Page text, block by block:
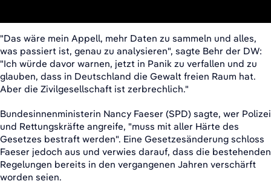
"Das wäre mein Appell, mehr Daten zu sammeln und alles,
was passiert ist, genau zu analysieren", sagte Behr der DW:
"Ich würde davor warnen, jetzt in Panik zu verfallen und zu
glauben, dass in Deutschland die Gewalt freien Raum hat.
Aber die Zivilgesellschaft ist zerbrechlich."
Bundesinnenministerin Nancy Faeser (SPD) sagte, wer Polizei
und Rettungskräfte angreife, "muss mit aller Härte des
Gesetzes bestraft werden". Eine Gesetzesänderung schloss
Faeser jedoch aus und verwies darauf, dass die bestehenden
Regelungen bereits in den vergangenen Jahren verschärft
worden seien.